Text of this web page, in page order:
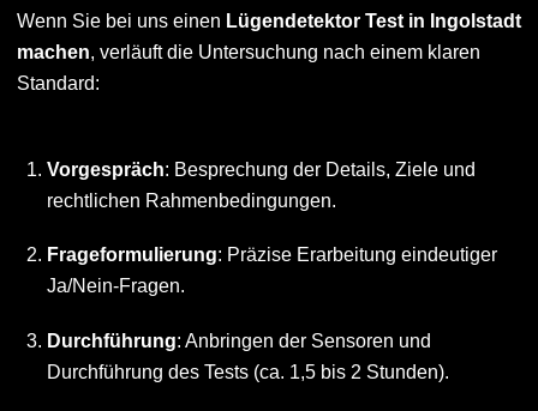
Wenn Sie bei uns einen Lügendetektor Test in Ingolstadt
machen, verläuft die Untersuchung nach einem klaren
Standard:
Vorgespräch: Besprechung der Details, Ziele und
rechtlichen Rahmenbedingungen.
Frageformulierung: Präzise Erarbeitung eindeutiger
Ja/Nein-Fragen.
Durchführung: Anbringen der Sensoren und
Durchführung des Tests (ca. 1,5 bis 2 Stunden).